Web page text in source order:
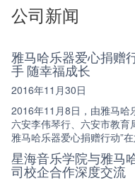
公司新闻
雅马哈乐器爱心捐
手 随幸福成长
2016年11月30日
2016年11月8日，由雅马哈
六安李伟琴行、六安市教
雅马哈乐器爱心捐赠行动”
星海音乐学院与雅马
司校企合作深度交流